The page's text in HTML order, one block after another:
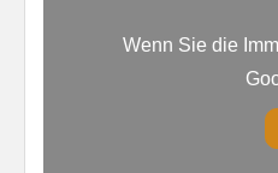
Wenn Sie die